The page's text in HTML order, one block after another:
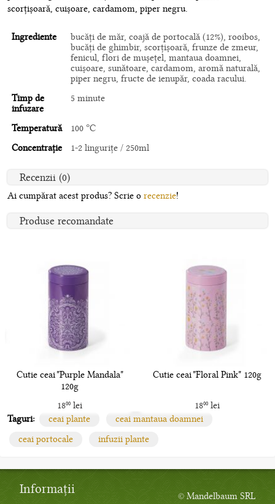
scorțișoară, cuișoare, cardamom, piper negru.
Ingrediente
bucăți de măr, coajă de portocală (12%), rooibos,
bucăți de ghimbir, scorțișoară, frunze de zmeur,
fenicul, flori de mușețel, mantaua doamnei,
cuișoare, sunătoare, cardamom, aromă naturală,
piper negru, fructe de ienupăr, coada racului.
Timp de
infuzare
5 minute
Temperatură
100 °C
Concentrație
1-2 lingurițe / 250ml
Recenzii (0)
Ai cumpărat acest produs? Scrie o recenzie!
Produse recomandate
Cutie ceai "Purple Mandala"
120g
1800lei
Cutie ceai "Floral Pink" 120g
1800lei
Taguri:
ceai plante
ceai mantaua doamnei
ceai portocale
infuzii plante
Informații
© Mandelbaum SRL